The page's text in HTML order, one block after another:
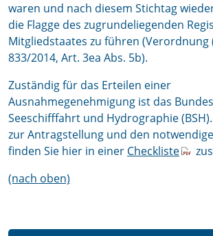
waren und nach diesem Stichtag
die Flagge des zugrundeliegenden
Mitgliedstaates zu führen (Verordnung
833/2014, Art. 3ea Abs. 5b).
Zuständig für das Erteilen einer
Ausnahmegenehmigung ist das
Seeschifffahrt und Hydrographie
zur Antragstellung und den
finden Sie hier in einer Checkliste
(nach oben)